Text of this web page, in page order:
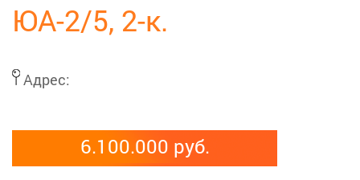
ЮА-2/5, 2-к.
Адрес:
6.100.000 руб.